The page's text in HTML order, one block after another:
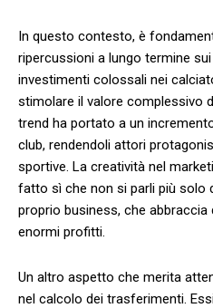
In questo contesto, è
ripercussioni a lungo termine
investimenti colossali nei
stimolare il valore ‍complessivo
trend ha portato a un⁤
club, rendendoli attori
sportive.⁣ La creatività nel
⁤fatto ⁤sì ⁣che non si parli più solo
proprio business, che
enormi profitti.
Un altro aspetto che merita
nel calcolo dei trasferimenti.⁤